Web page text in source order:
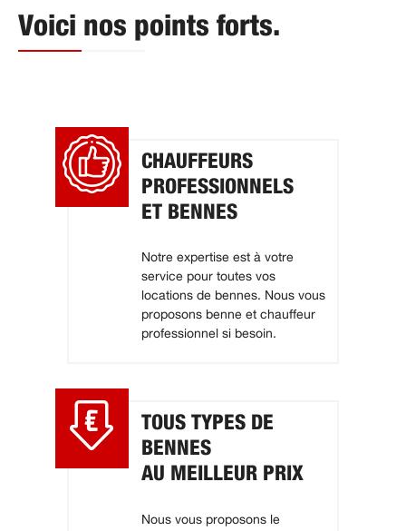
Voici nos points forts.
CHAUFFEURS
PROFESSIONNELS
ET BENNES
Notre expertise est à votre
service pour toutes vos
locations de bennes. Nous vous
proposons benne et chauffeur
professionnel si besoin.
TOUS TYPES DE
BENNES
AU MEILLEUR PRIX
Nous vous proposons le